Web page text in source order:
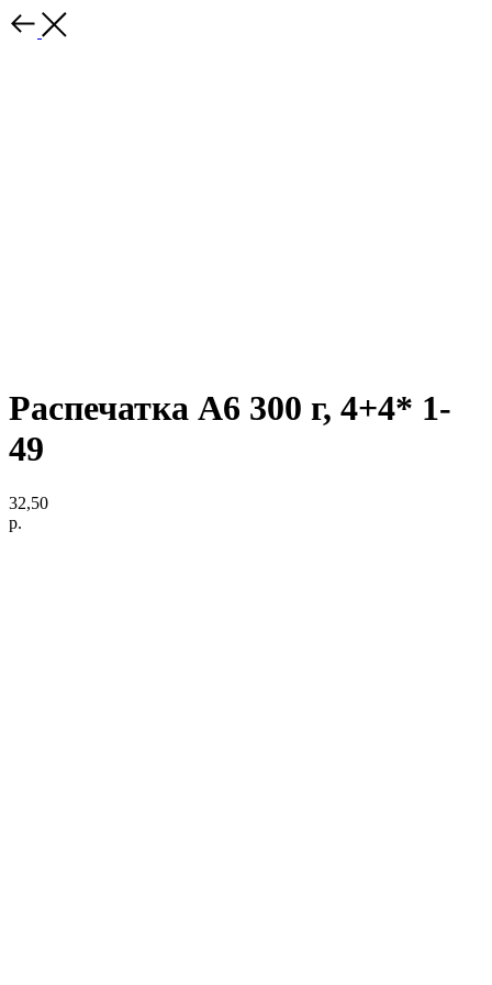
Распечатка А6 300 г, 4+4* 1-
49
32,50
р.